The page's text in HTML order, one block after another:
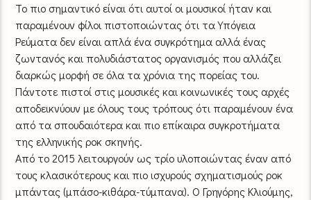
Το πιο σημαντικό είναι ότι αυτοί οι μουσικοί ήταν και
παραμένουν φίλοι πιστοποιώντας ότι τα Υπόγεια
Ρεύματα δεν είναι απλά ένα συγκρότημα αλλά ένας
ζωντανός και πολυδιάστατος οργανισμός που αλλάζει
διαρκώς μορφή σε όλα τα χρόνια της πορείας του.
Πάντοτε πιστοί στις μουσικές και κοινωνικές τους αρχές
αποδεικνύουν με όλους τους τρόπους ότι παραμένουν ένα
από τα σπουδαιότερα και πιο επίκαιρα συγκροτήματα
της ελληνικής ροκ σκηνής.
Από το 2015 λειτουργούν ως τρίο υλοποιώντας έναν από
τους κλασικότερους και πιο ισχυρούς σχηματισμούς ροκ
μπάντας (μπάσο-κιθάρα-τύμπανα). Ο Γρηγόρης Κλιούμης,